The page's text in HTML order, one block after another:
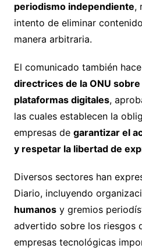
periodismo independiente,
intento de eliminar
manera arbitraria.
El comunicado también
directrices de la ONU
plataformas digitales,
las cuales establecen la
empresas de garantizar el
y respetar la libertad de
Diversos sectores han
Diario, incluyendo
humanosy gremios
advertido sobre los riesgos
empresas tecnológicas